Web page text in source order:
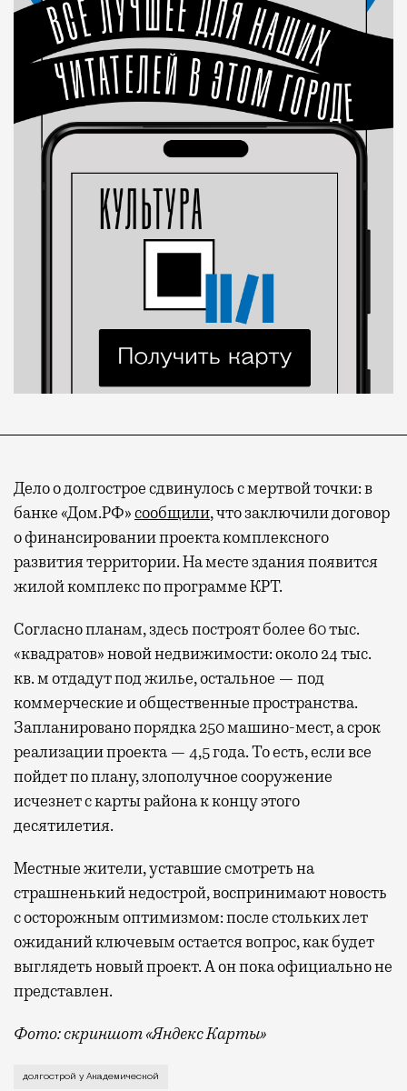
Дело о долгострое сдвинулось с мертвой точки: в
банке «Дом.РФ»сообщили, что заключили договор
о финансировании проекта комплексного
развития территории. На месте здания появится
жилой комплекс по программе КРТ.
Согласно планам, здесь построят более 60 тыс.
«квадратов» новой недвижимости: около 24 тыс.
кв. м отдадут под жилье, остальное — под
коммерческие и общественные пространства.
Запланировано порядка 250 машино-мест, а срок
реализации проекта — 4,5 года. То есть, если все
пойдет по плану, злополучное сооружение
исчезнет с карты района к концу этого
десятилетия.
Местные жители, уставшие смотреть на
страшненький недострой, воспринимают новость
с осторожным оптимизмом: после стольких лет
ожиданий ключевым остается вопрос, как будет
выглядеть новый проект. А он пока официально не
представлен.
Фото: скриншот «Яндекс Карты»
Знаменитый долгострой расположен у выхода из
долгострой у Академической